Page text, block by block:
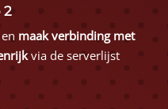
2
en maak verbinding met
via de serverlijst